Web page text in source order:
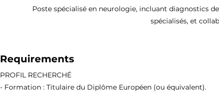
Poste spécialisé en neurologie, incluant diagnostics
spécialisés, et
Requirements
PROFIL RECHERCHÉ
- Formation : Titulaire du Diplôme Européen (ou équivalent).